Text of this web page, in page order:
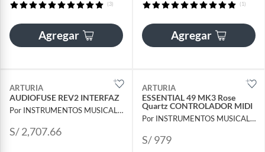
(3)
Agregar
(1)
Agregar
ARTURIA
AUDIOFUSE REV2 INTERFAZ
Por INSTRUMENTOS MUSICALES AYMARA
S/ 2,707.66
ARTURIA
ESSENTIAL 49 MK3 Rose
Quartz CONTROLADOR MIDI
Por INSTRUMENTOS MUSICALES AYMARA
S/ 979